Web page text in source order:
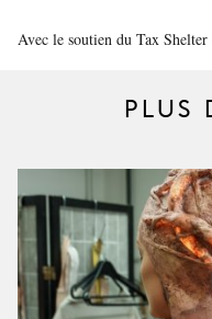
Avec le soutien du Tax
PLUS